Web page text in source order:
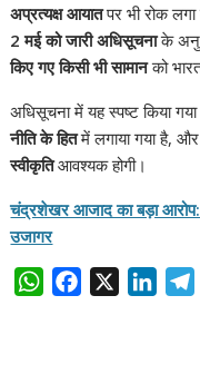
अप्रत्यक्ष आयातपर भी रोक लगा
2 मई को जारी अधिसूचनाके
किए गए किसी भी सामानको
अधिसूचना में यह स्पष्ट किया
नीति के हितमें लगाया गया है,
स्वीकृतिआवश्यक होगी।
चंद्रशेखर आजाद का बड़ा आरोप:
उजागर
W